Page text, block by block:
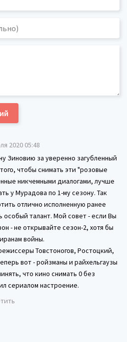
2020 05:48
Зиновию за уверенно загубленный
чтобы снимать эти "розовые
никчемными диалогами, лучше
у Мурадова по 1-му сезону. Так
отлично исполненную ранее
особый талант. Мой совет - если Вы
- не открывайте сезон-2, хотя бы
войны.
Товстоногов, Ростоцкий,
вот - ройзманы и райхельгаузы
что кино снимать 0 без
сериалом настроение.